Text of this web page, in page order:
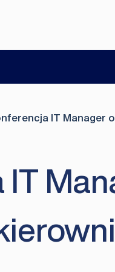
IT Manager